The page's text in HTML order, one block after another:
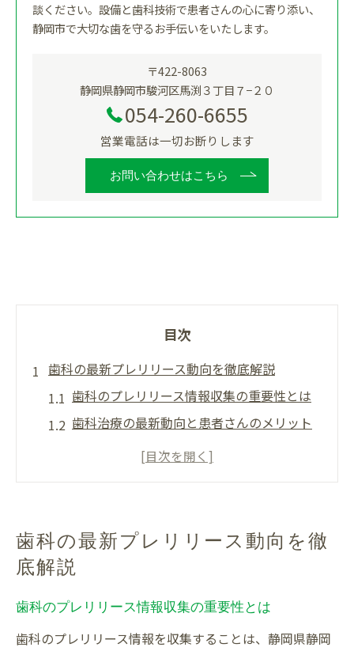
談ください。設備と歯科技術で患者さんの心に寄り添い、
静岡市で大切な歯を守るお手伝いをいたします。
〒422-8063
静岡県静岡市駿河区馬渕３丁目７−２０
054-260-6655
営業電話は一切お断りします
お問い合わせはこちら
目次
歯科の最新プレリリース動向を徹底解説
歯科のプレリリース情報収集の重要性とは
歯科治療の最新動向と患者さんのメリット
プレリリースが地域歯科に与える影響を解
歯科業界で注目される新技術の傾向に注目
静岡周辺で進む歯科治療の進化とは
歯科治療の進化が静岡で広がる背景とは
最新の歯科技術で変わる治療スタイル
ブルーラジカル治療の実際と歯周病対策
歯科の最新プレリリース動向を徹
底解説
歯科のプレリリース情報収集の重要性とは
歯科のプレリリース情報を収集することは、静岡県静岡